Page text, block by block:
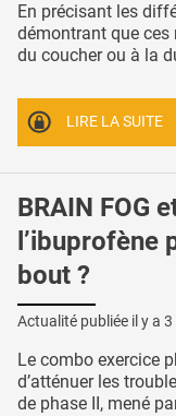
En précisant les
démontrant que ces
du coucher ou à la
LIRE LA SUITE
BRAIN FOG
l’ibuprofène
bout ?
Actualité publiée il y a 3
Le combo exercice
d’atténuer les
de phase II, mené